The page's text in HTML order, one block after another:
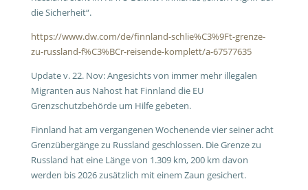
die Sicherheit“.
https://www.dw.com/de/finnland-schlie%C3%9Ft-grenze-
zu-russland-f%C3%BCr-reisende-komplett/a-67577635
Update v. 22. Nov: Angesichts von immer mehr illegalen
Migranten aus Nahost hat Finnland die EU
Grenzschutzbehörde um Hilfe gebeten.
Finnland hat am vergangenen Wochenende vier seiner acht
Grenzübergänge zu Russland geschlossen. Die Grenze zu
Russland hat eine Länge von 1.309 km, 200 km davon
werden bis 2026 zusätzlich mit einem Zaun gesichert.